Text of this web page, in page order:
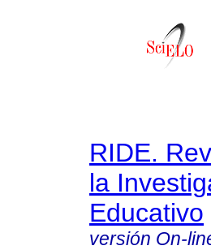
RIDE.
la
Educativo
versión On-